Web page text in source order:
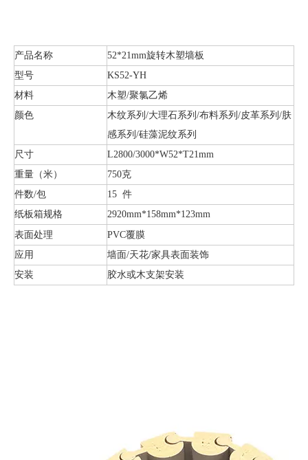
产品名称
52*21mm旋转木塑墙板
型号
KS52-YH
材料
木塑/聚氯乙烯
颜色
木纹系列/大理石系列/布料系列/皮革系列/肤
感系列/硅藻泥纹系列
尺寸
L2800/3000*W52*T21mm
重量（米）
750克
件数/包
15 件
纸板箱规格
2920mm*158mm*123mm
表面处理
PVC覆膜
应用
墙面/天花/家具表面装饰
安装
胶水或木支架安装